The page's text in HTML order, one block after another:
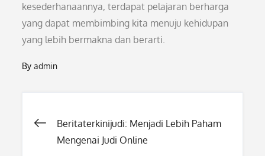
kesederhanaannya, terdapat pelajaran berharga
yang dapat membimbing kita menuju kehidupan
yang lebih bermakna dan berarti.
Byadmin
Post
Beritaterkinijudi: Menjadi Lebih Paham
Mengenai Judi Online